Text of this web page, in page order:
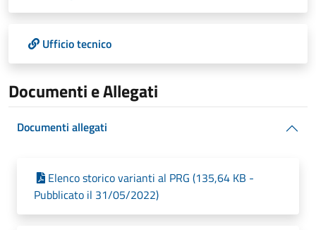
Ufficio tecnico
Documenti e Allegati
Documenti allegati
Elenco storico varianti al PRG (135,64 KB -
Pubblicato il 31/05/2022)